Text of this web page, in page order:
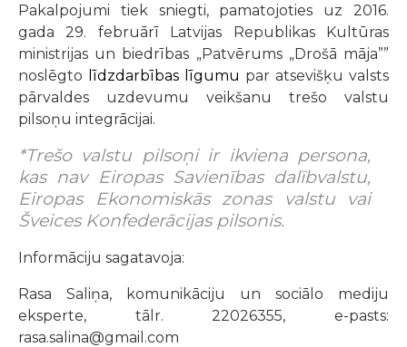
Pakalpojumi tiek sniegti, pamatojoties uz 2016.
gada 29. februārī Latvijas Republikas Kultūras
ministrijas un biedrības „Patvērums „Drošā māja””
noslēgto līdzdarbības līgumu par atsevišķu valsts
pārvaldes uzdevumu veikšanu trešo valstu
pilsoņu integrācijai.
*Trešo valstu pilsoņi ir ikviena persona,
kas nav Eiropas Savienības dalībvalstu,
Eiropas Ekonomiskās zonas valstu vai
Šveices Konfederācijas pilsonis.
Informāciju sagatavoja:
Rasa Saliņa, komunikāciju un sociālo mediju
eksperte, tālr. 22026355, e-pasts:
rasa.salina@gmail.com